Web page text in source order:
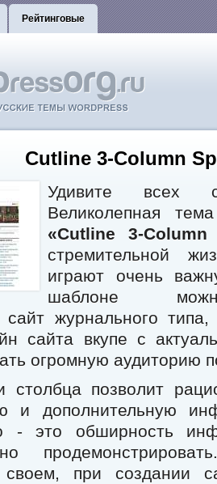
Рейтинговые
Cutline 3-Column
Удивите всех
Великолепная
«Cutline 3-Column
стремительной
играют очень
шаблоне
сайт журнального
сайта вкупе с
огромную аудиторию
столбца позволит
и дополнительную
- это обширность
своем, при создании